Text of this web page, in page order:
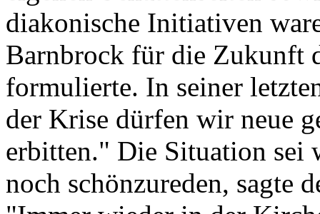
diakonische Initiativen
Barnbrock für die Zukunft
formulierte. In seiner
der Krise dürfen wir neue
erbitten." Die Situation sei
noch schönzureden, sagte